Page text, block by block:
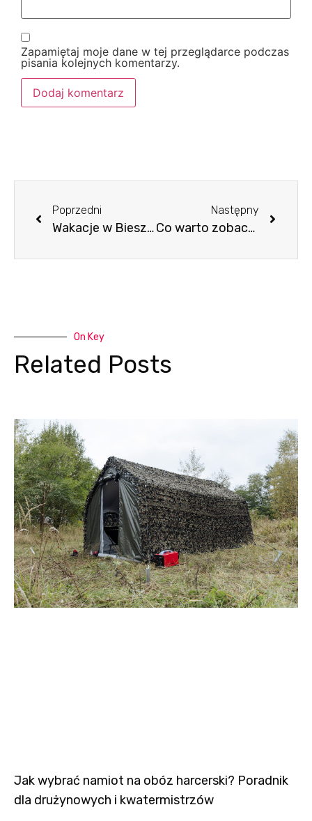
Zapamiętaj moje dane w tej przeglądarce podczas
pisania kolejnych komentarzy.
Poprzedni
Wakacje w Bieszczadach – dzika przyroda, cisza i spokój
Następny
Co warto zobaczyć w Bieszczadach – przewodnik po atrakcjach
On Key
Related Posts
Jak wybrać namiot na obóz harcerski? Poradnik
dla drużynowych i kwatermistrzów